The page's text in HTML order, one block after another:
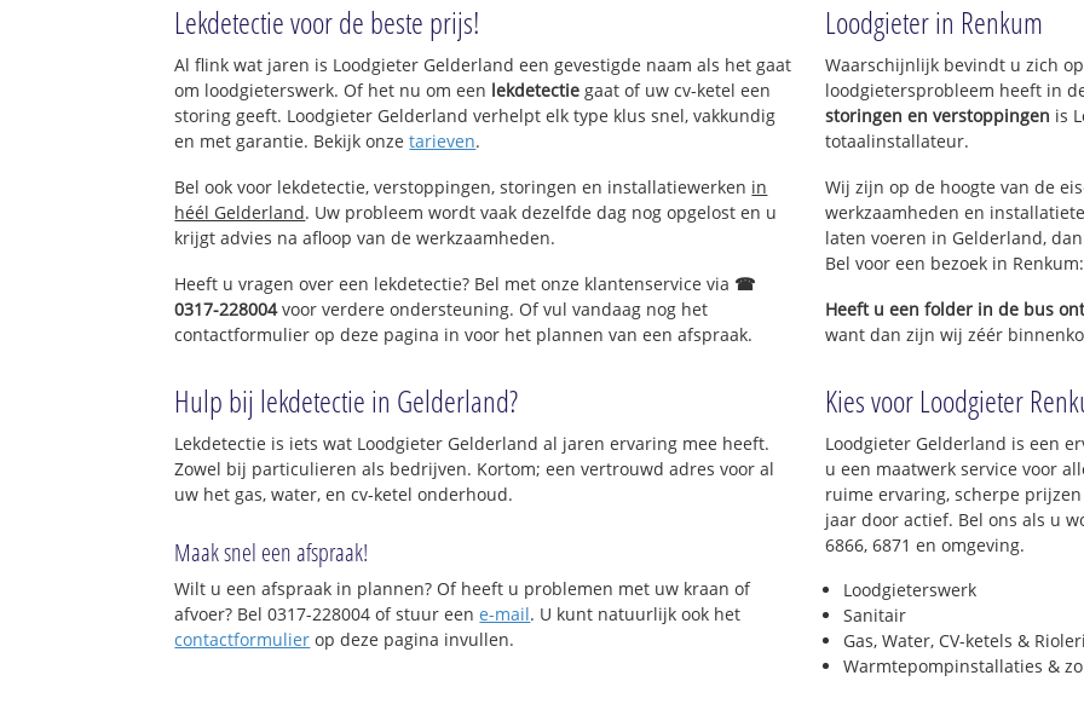
Renkum-Noord
Heelsum
Lekdetectie voor de beste prijs!
Al flink wat jaren is Loodgieter Gelderland een gevestigde naam als het gaat
om loodgieterswerk. Of het nu om een lekdetectie gaat of uw cv-ketel een
storing geeft. Loodgieter Gelderland verhelpt elk type klus snel, vakkundig
en met garantie. Bekijk onzetarieven.
Bel ook voor lekdetectie, verstoppingen, storingen en installatiewerken in
héél Gelderland. Uw probleem wordt vaak dezelfde dag nog opgelost en u
krijgt advies na afloop van de werkzaamheden.
Heeft u vragen over een lekdetectie? Bel met onze klantenservice via ☎
0317-228004voor verdere ondersteuning. Of vul vandaag nog het
contactformulier op deze pagina in voor het plannen van een afspraak.
Hulp bij lekdetectie in Gelderland?
Lekdetectie is iets wat Loodgieter Gelderland al jaren ervaring mee heeft.
Zowel bij particulieren als bedrijven. Kortom; een vertrouwd adres voor al
uw het gas, water, en cv-ketel onderhoud.
Maak snel een afspraak!
Wilt u een afspraak in plannen? Of heeft u problemen met uw kraan of
afvoer? Bel 0317-228004 of stuur eene-mail. U kunt natuurlijk ook het
contactformulier op deze pagina invullen.
Loodgieter in Renkum
Waarschijnlijk bevindt u zich
loodgietersprobleem heeft in
storingen en verstoppingen is
totaalinstallateur.
Wij zijn op de hoogte van de
werkzaamheden en
laten voeren in Gelderland,
Bel voor een bezoek in
Heeft u een folder in de bus
want dan zijn wij zéér
Kies voor Loodgieter
Loodgieter Gelderland is een
u een maatwerk service voor
ruime ervaring, scherpe
jaar door actief. Bel ons als u
6866, 6871 en omgeving.
Loodgieterswerk
Sanitair
Gas, Water, CV-ketels &
Warmtepompinstallaties &